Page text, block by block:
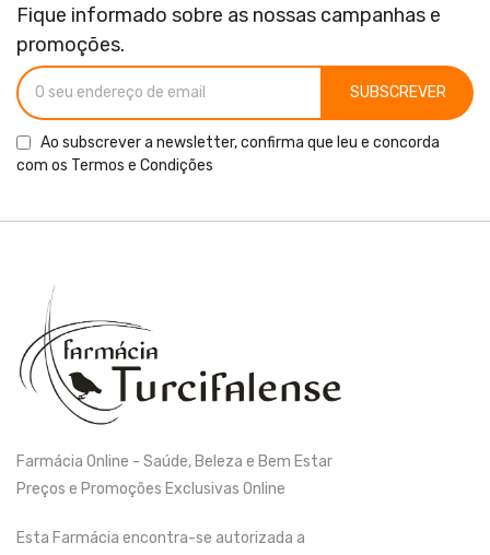
Fique informado sobre as nossas campanhas e
promoções.
SUBSCREVER
Ao subscrever a newsletter, confirma que leu e concorda
com os Termos e Condições
Farmácia Online - Saúde, Beleza e Bem Estar
Preços e Promoções Exclusivas Online
Esta Farmácia encontra-se autorizada a